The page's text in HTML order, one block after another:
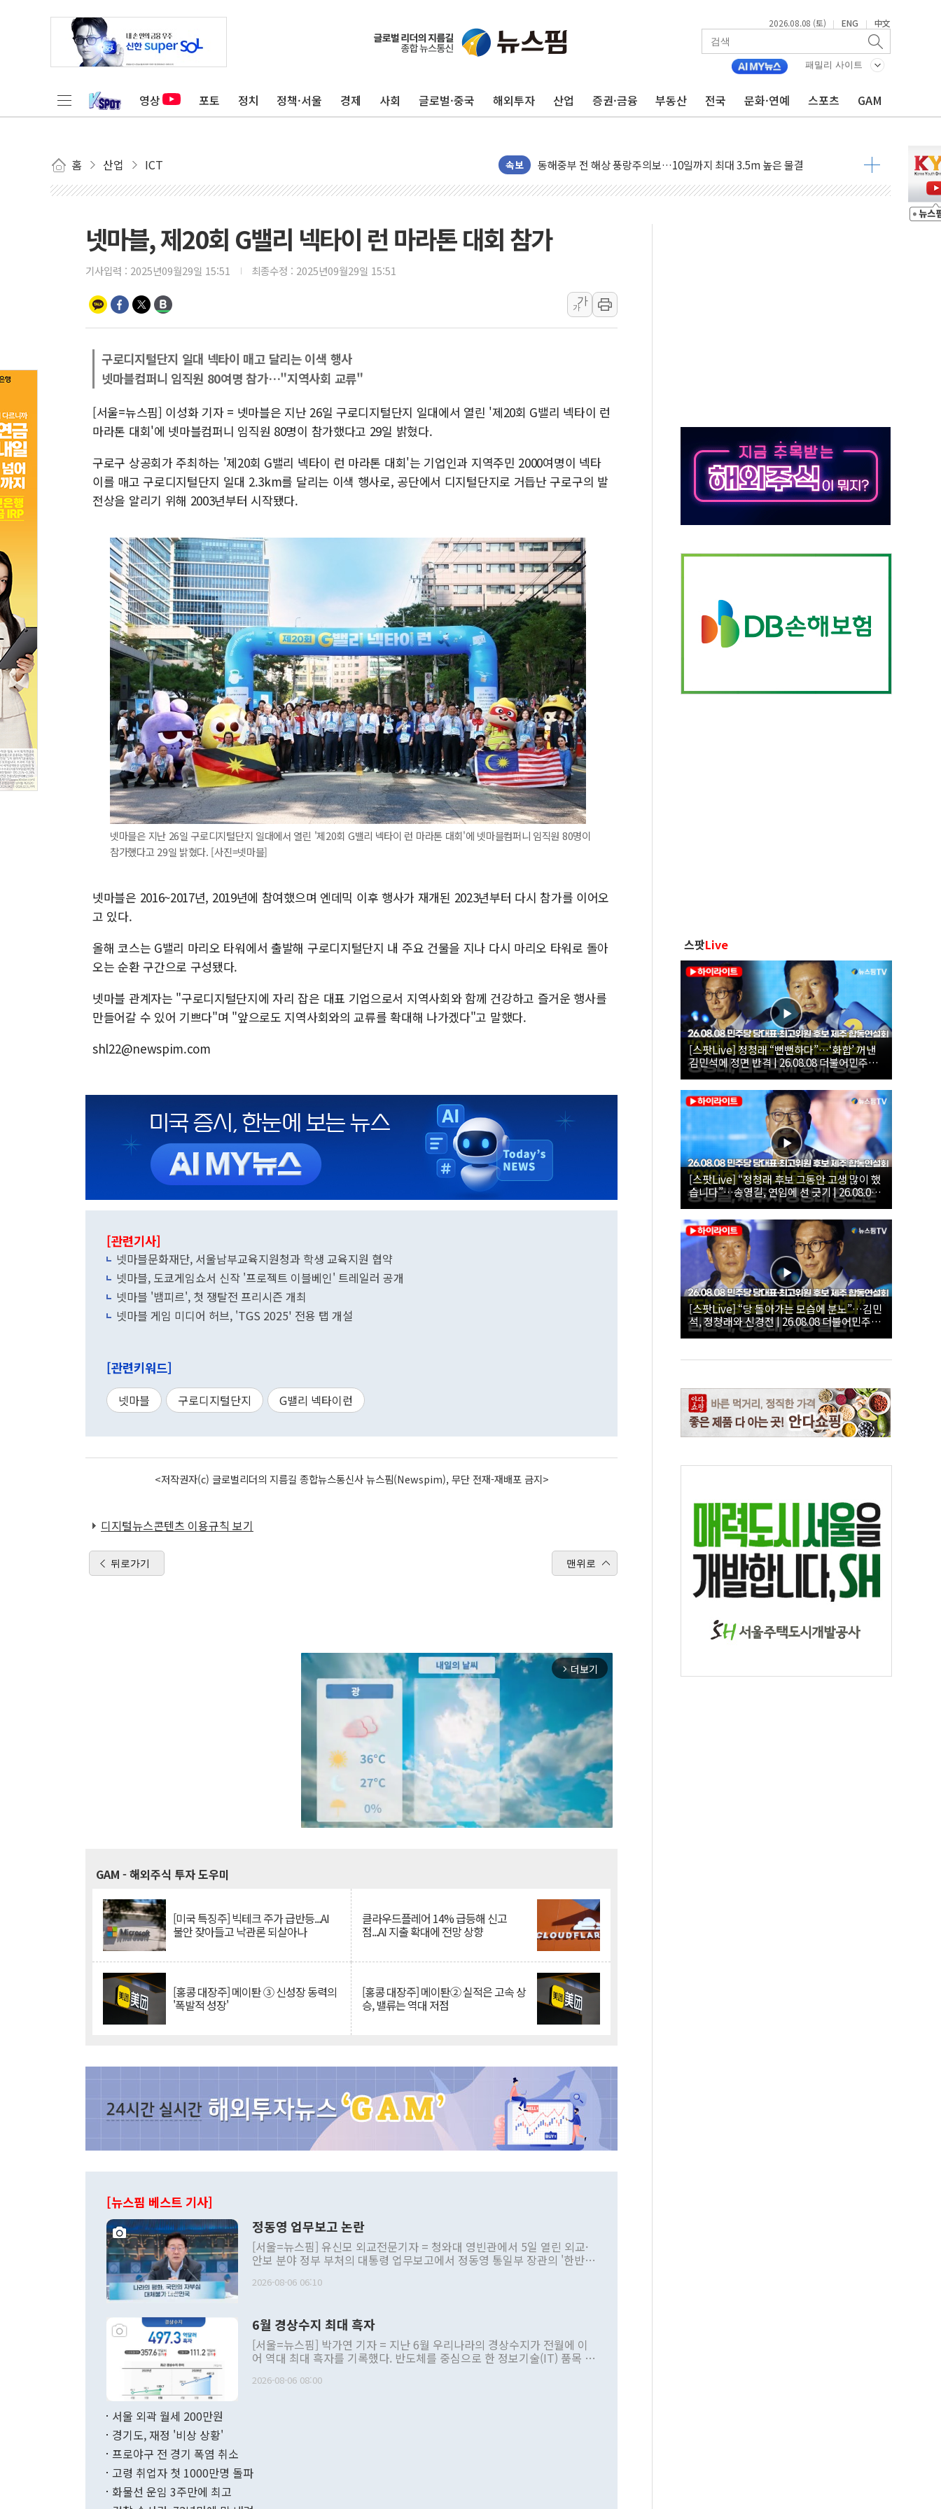
2026.08.08 (토) | ENG | 中文
패밀리 사이트
영상 포토 정치 정책·서울 경제 사회 글로벌·중국 해외투자 산업 증권·금융 부동산 전국 문화·연예 스포츠 GAM
홈 산업 ICT 속보
'화합' 꺼낸 김민석에 '뻔뻔' 받아친 정청래…제주 연설서 신경전 고조
李대통령, ISA 개편 재검토 지시…與 "적극 환영"·野 "졸속 국정"
연일 폭염에 온열질환 사망 23명…정부, 비상대응기구 가동
中 전방위 아파트 부양, 수도 베이징도 부동산 규제 철폐
동해시, 11~14일 '별똥별 멍' 운영…페르세우스 유성우 관측
강원 중·남부 동해안 시간당 50mm 이상 폭우…호우경보 발효
폭염에 車 운전면허 기능시험 오전 집중 편성…체감온도 38도 넘으면 중단
李대통령, 'ISA·주가누르기 방지법' 전면 재검토 지시
'호우 특보' 경북 울진 시간당 20~30mm 강한 비...가뭄 해소될 듯
10월 보완수사권 폐지·공소청 출범…피해자들 '범죄 사각지대' 우려
한상협, 업계 개인정보 보안 새판 짠다…'자율규제단체' 타진
민주당, 오늘 제주·인천 경선 발표...김민석 '재역전' vs 정청래 '격차 확대'
뉴욕증시, 고용 쇼크에 금리 인상 우려 후퇴…S&P500 최고치
트럼프, 쿡 연준 이사 해임 재추진…"26일까지 의혹 소명" 요구
넷마블, 제20회 G밸리 넥타이 런 마라톤 대회 참가
기사입력 : 2025년09월29일 15:51 최종수정 : 2025년09월29일 15:51
가
가
구로디지털단지 일대 넥타이 매고 달리는 이색 행사
넷마블컴퍼니 임직원 80여명 참가…"지역사회 교류"
[서울=뉴스핌] 이성화 기자 = 넷마블은 지난 26일 구로디지털단지 일대에서 열린 '제20회 G밸리 넥타이 런
마라톤 대회'에 넷마블컴퍼니 임직원 80명이 참가했다고 29일 밝혔다.
구로구 상공회가 주최하는 '제20회 G밸리 넥타이 런 마라톤 대회'는 기업인과 지역주민 2000여명이 넥타
이를 매고 구로디지털단지 일대 2.3km를 달리는 이색 행사로, 공단에서 디지털단지로 거듭난 구로구의 발
전상을 알리기 위해 2003년부터 시작됐다.
넷마블은 지난 26일 구로디지털단지 일대에서 열린 '제20회 G밸리 넥타이 런 마라톤 대회'에 넷마블컴퍼니 임직원 80명이
참가했다고 29일 밝혔다. [사진=넷마블]
넷마블은 2016~2017년, 2019년에 참여했으며 엔데믹 이후 행사가 재개된 2023년부터 다시 참가를 이어오
고 있다.
올해 코스는 G밸리 마리오 타워에서 출발해 구로디지털단지 내 주요 건물을 지나 다시 마리오 타워로 돌아
오는 순환 구간으로 구성됐다.
넷마블 관계자는 "구로디지털단지에 자리 잡은 대표 기업으로서 지역사회와 함께 건강하고 즐거운 행사를
만들어갈 수 있어 기쁘다"며 "앞으로도 지역사회와의 교류를 확대해 나가겠다"고 말했다.
shl22@newspim.com
[관련기사]
넷마블문화재단, 서울남부교육지원청과 학생 교육지원 협약
넷마블, 도쿄게임쇼서 신작 '프로젝트 이블베인' 트레일러 공개
넷마블 '뱀피르', 첫 쟁탈전 프리시즌 개최
넷마블 게임 미디어 허브, 'TGS 2025' 전용 탭 개설
[관련키워드]
넷마블 구로디지털단지 G밸리 넥타이런
<저작권자(c) 글로벌리더의 지름길 종합뉴스통신사 뉴스핌(Newspim), 무단 전재-재배포 금지>
디지털뉴스콘텐츠 이용규칙 보기
뒤로가기 맨위로
arrow_forward_ios 더보기
GAM - 해외주식 투자 도우미
[미국 특징주] 빅테크 주가 급반등...AI
불안 잦아들고 낙관론 되살아나
클라우드플레어 14% 급등해 신고
점...AI 지출 확대에 전망 상향
[홍콩 대장주] 메이퇀 ③ 신성장 동력의
'폭발적 성장'
[홍콩 대장주] 메이퇀② 실적은 고속 상
승, 밸류는 역대 저점
[뉴스핌 베스트 기사]
정동영 업무보고 논란
[서울=뉴스핌] 유신모 외교전문기자 = 청와대 영빈관에서 5일 열린 외교·
안보 분야 정부 부처의 대통령 업무보고에서 정동영 통일부 장관의 '한반도
발언 중에는 정부 내 조율을 거치지 않은 사안을 정책으로 추진하겠다고 공
주의적 희망에 근거한 비현실적 구상'이라는 비판을 내놨다. 그동안 정 장
관의 대북 정책 관련 발언이 물의를 빚은 적은 여러 번 있지만 대통령과 유
관 부처 장관이 공개적으로 부정적 입장을 표명한 것은 이례적이다. 정 장
관의 무리한 대북 접근법과 월권을 제어해야 한다는 목소리도 높아지고 있
다. [정동영 통일부 장관이 지난달 23일 오후 서울 종로구 정부서울청사에
무너졌다고도 했다. 또 "현 시점에서 흘러간 선(先)비핵화만 되뇌는 것은
2026-08-06 06:10
6월 경상수지 최대 흑자
[서울=뉴스핌] 박가연 기자 = 지난 6월 우리나라의 경상수지가 전월에 이
어 역대 최대 흑자를 기록했다. 반도체를 중심으로 한 정보기술(IT) 품목 수
료=한국은행] 한국은행이 6일 발표한 '2026년 6월 국제수지(잠정)'에 따르
며 월간 기준 처음으로 1000억달러를 넘어섰다. 상품수입은 644억8000만
196.9% 급증했고 컴퓨터·주변기기(SSD)는 282.7% 증가했다. IT 품목
2026-08-06 08:00
서울 외곽 월세 200만원
경기도, 재정 '비상 상황'
프로야구 전 경기 폭염 취소
고령 취업자 첫 1000만명 돌파
화물선 운임 3주만에 최고
스팟Live
[스팟Live] 정청래 “뻔뻔하다”…‘화합’ 꺼낸
김민석에 정면 반격 | 26.08.08 더불어민주당
당대표·최고위원 후보 제주 합동연설회
[스팟Live] “정청래 후보 그동안 고생 많이 했
습니다”…송영길, 연임에 선 긋기 | 26.08.08
더불어민주당 당대표·최고위원 후보 제주 합
동연설회
[스팟Live] “당 돌아가는 모습에 분노”…김민
석, 정청래와 신경전 | 26.08.08 더불어민주당
당대표·최고위원 후보 제주 합동연설회